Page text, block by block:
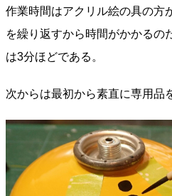
作業時間はアクリル絵の具の方
を繰り返すから時間がかかるの
は3分ほどである。
次からは最初から素直に専用品